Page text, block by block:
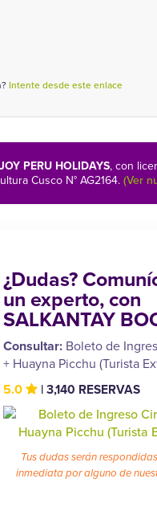
Intente desde este enlace
PERU HOLIDAYS, con
Cusco N° AG2164.(Ver
¿Dudas?
un experto, con
SALKANTAY
Consultar: Boleto de
+ Huayna Picchu (Turista
5.0
| 3,140 RESERVAS
Tus dudas serán
inmediata por alguno de